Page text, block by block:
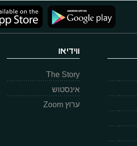
ווידיאו
The Story
אינסטוש
ערוץ Zoom